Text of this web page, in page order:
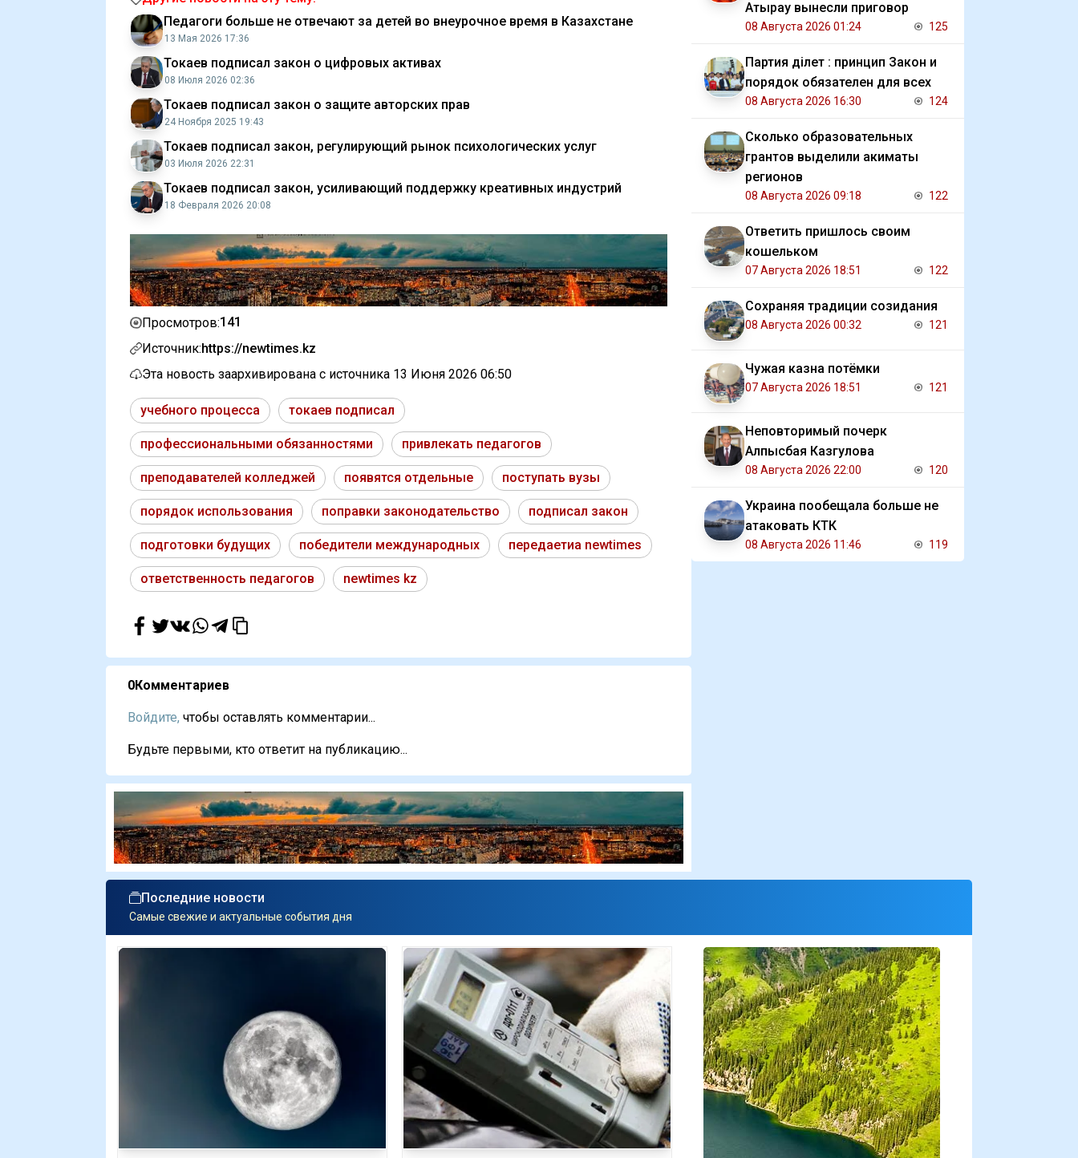
Педагоги больше не отвечают за детей во внеурочное время в Казахстане
13 Мая 2026 17:36
Токаев подписал закон о цифровых активах
08 Июля 2026 02:36
Токаев подписал закон о защите авторских прав
24 Ноября 2025 19:43
Токаев подписал закон, регулирующий рынок психологических услуг
03 Июля 2026 22:31
Токаев подписал закон, усиливающий поддержку креативных индустрий
18 Февраля 2026 20:08
Просмотров:141
Источник:https://newtimes.kz
Эта новость заархивирована с источника 13 Июня 2026 06:50
учебного процесса токаев подписал
профессиональными обязанностями привлекать педагогов
преподавателей колледжей появятся отдельные поступать вузы
порядок использования поправки законодательство подписал закон
подготовки будущих победители международных передаетиа newtimes
ответственность педагогов newtimes kz
0Комментариев
Войдите, чтобы оставлять комментарии...
Будьте первыми, кто ответит на публикацию...
Атырау вынесли приговор
08 Августа 2026 01:24 125
Партия Әділет : принцип Закон и
порядок обязателен для всех
08 Августа 2026 16:30 124
Сколько образовательных
грантов выделили акиматы
регионов
08 Августа 2026 09:18 122
Ответить пришлось своим
кошельком
07 Августа 2026 18:51 122
Сохраняя традиции созидания
08 Августа 2026 00:32 121
Чужая казна потёмки
07 Августа 2026 18:51 121
Неповторимый почерк
Алпысбая Казгулова
08 Августа 2026 22:00 120
Украина пообещала больше не
атаковать КТК
08 Августа 2026 11:46 119
Последние новости
Самые свежие и актуальные события дня